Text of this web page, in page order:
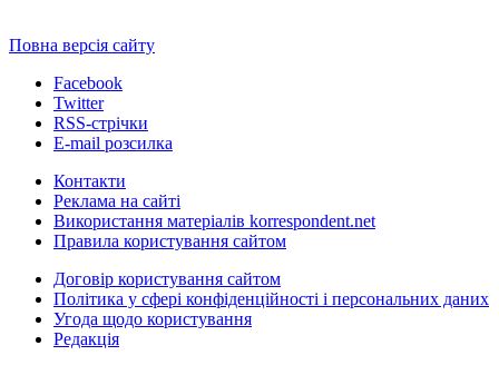
Повна версія сайту
Facebook
Twitter
RSS-стрічки
E-mail розсилка
Контакти
Реклама на сайті
Використання матеріалів korrespondent.net
Правила користування сайтом
Договір користування сайтом
Політика у сфері конфіденційності і персональних даних
Угода щодо користування
Редакція